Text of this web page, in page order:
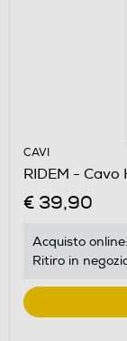
CAVI
RIDEM - Cavo
€ 39,90
Acquisto online:
Ritiro in